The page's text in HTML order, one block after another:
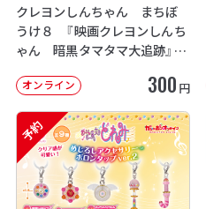
クレヨンしんちゃん まちぼ
うけ８ 『映画クレヨンしんち
ゃん 暗黒タマタマ大追跡』【2
オンライン 300 円
予約